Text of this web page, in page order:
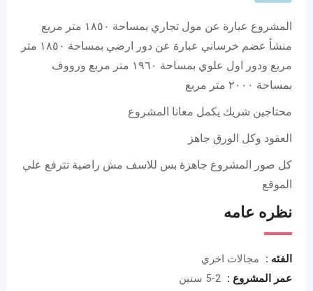
المشروع عبارة عن مول تجاري بمساحة ١٨٥٠ متر مربع
منشأ عضم خرساني عبارة عن دور ارضي بمساحة ١٨٥٠ متر
مربع ودور اول علوي بمساحة ١٩٦٠ متر مربع ورووف
بمساحة ٢٠٠٠ متر مربع
محتاجين شريك يكمل معانا المشروع
العقود وكل الورق جاهز
كل صور المشروع جاهزة بس للاسف مش راضية تترفع علي
الموقع
نظره عامه
الفئه :
مجالات اخري
عمر المشروع : 2-5 سنين